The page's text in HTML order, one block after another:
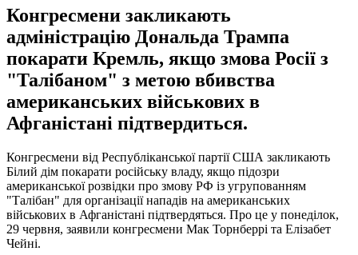
Конгресмени закликають
адміністрацію Дональда Трампа
покарати Кремль, якщо змова Росії з
"Талібаном" з метою вбивства
американських військових в
Афганістані підтвердиться.
Конгресмени від Республіканської партії США закликають
Білий дім покарати російську владу, якщо підозри
американської розвідки про змову РФ із угрупованням
"Талібан" для організації нападів на американських
військових в Афганістані підтвердяться. Про це у понеділок,
29 червня, заявили конгресмени Мак Торнберрі та Елізабет
Чейні.